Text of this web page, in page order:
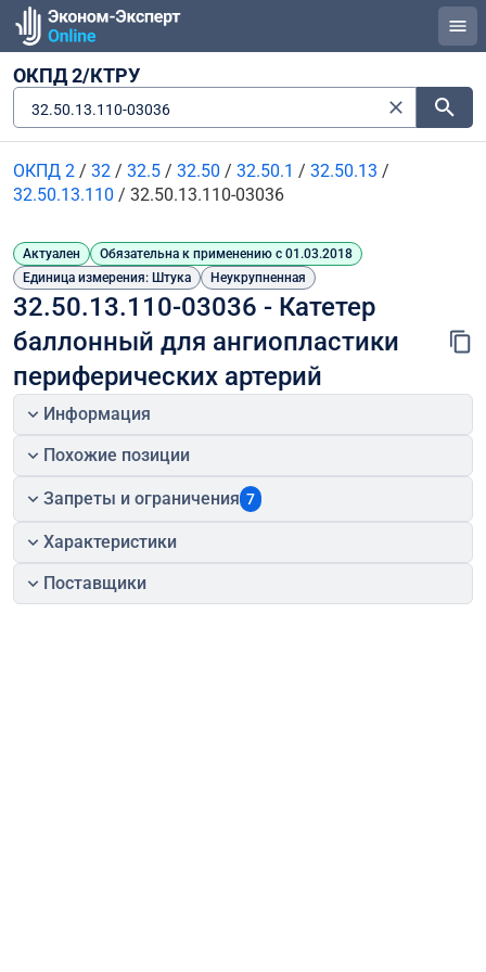
ОКПД 2/КТРУ
32.50.13.110-03036
ОКПД 2 / 32 / 32.5 / 32.50 / 32.50.1 / 32.50.13 /
32.50.13.110 / 32.50.13.110-03036
Актуален
Обязательна к применению с 01.03.2018
Единица измерения: Штука
Неукрупненная
32.50.13.110-03036 - Катетер
баллонный для ангиопластики
периферических артерий
Информация
Похожие позиции
Запреты и ограничения 7
Характеристики
Поставщики